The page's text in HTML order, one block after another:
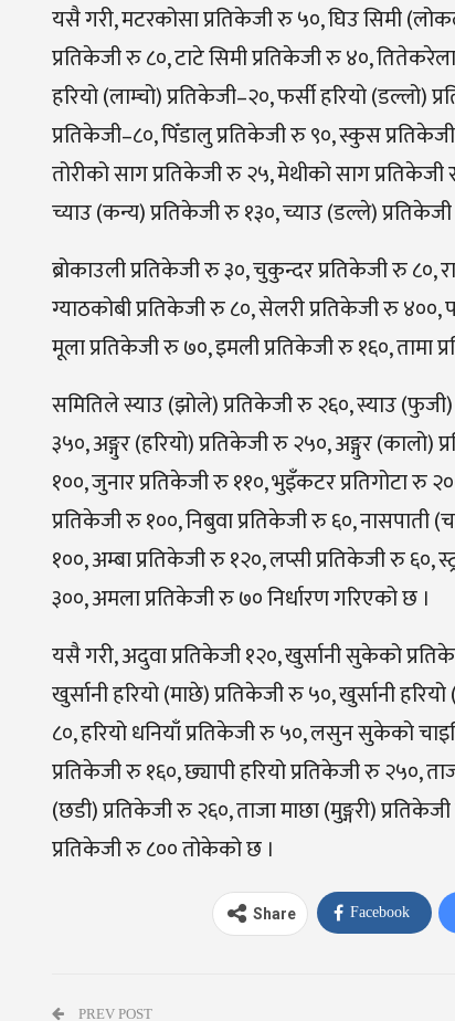
यसै गरी, मटरकोसा प्रतिकेजी रु ५०, घिउ सिमी
प्रतिकेजी रु ८०, टाटे सिमी प्रतिकेजी रु ४०,
हरियो (लाम्चो) प्रतिकेजी–२०, फर्सी हरियो
प्रतिकेजी–८०, पिँडालु प्रतिकेजी रु ९०, स्कुस
तोरीको साग प्रतिकेजी रु २५, मेथीको साग
च्याउ (कन्य) प्रतिकेजी रु १३०, च्याउ (डल्ले)
ब्रोकाउली प्रतिकेजी रु ३०, चुकुन्दर प्रतिकेजी रु ८०,
ग्याठकोबी प्रतिकेजी रु ८०, सेलरी प्रतिकेजी रु
मूला प्रतिकेजी रु ७०, इमली प्रतिकेजी रु १६०, तामा
समितिले स्याउ (झोले) प्रतिकेजी रु २६०, स्याउ
३५०, अङ्गुर (हरियो) प्रतिकेजी रु २५०, अङ्गुर
१००, जुनार प्रतिकेजी रु ११०, भुइँकटर प्रतिगोटा रु
प्रतिकेजी रु १००, निबुवा प्रतिकेजी रु ६०, नासपाती
१००, अम्बा प्रतिकेजी रु १२०, लप्सी प्रतिकेजी रु
३००, अमला प्रतिकेजी रु ७० निर्धारण गरिएको छ ।
यसै गरी, अदुवा प्रतिकेजी १२०, खुर्सानी सुकेको
खुर्सानी हरियो (माछे) प्रतिकेजी रु ५०, खुर्सानी
८०, हरियो धनियाँ प्रतिकेजी रु ५०, लसुन सुकेको
प्रतिकेजी रु १६०, छ्यापी हरियो प्रतिकेजी रु २५०,
(छडी) प्रतिकेजी रु २६०, ताजा माछा (मुङ्गरी)
प्रतिकेजी रु ८०० तोकेको छ ।
Share Facebook
PREV POST